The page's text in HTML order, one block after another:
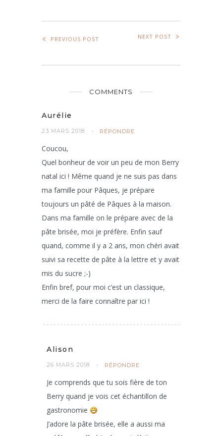
PREVIOUS POST NEXT POST
COMMENTS
Aurélie
23 MARS 2018 RÉPONDRE
Coucou,
Quel bonheur de voir un peu de mon Berry
natal ici ! Même quand je ne suis pas dans
ma famille pour Pâques, je prépare
toujours un pâté de Pâques à la maison.
Dans ma famille on le prépare avec de la
pâte brisée, moi je préfère. Enfin sauf
quand, comme il y a 2 ans, mon chéri avait
suivi sa recette de pâte à la lettre et y avait
mis du sucre ;-)
Enfin bref, pour moi c’est un classique,
merci de la faire connaître par ici !
Alison
26 MARS 2018 RÉPONDRE
Je comprends que tu sois fière de ton
Berry quand je vois cet échantillon de
gastronomie
J’adore la pâte brisée, elle a aussi ma